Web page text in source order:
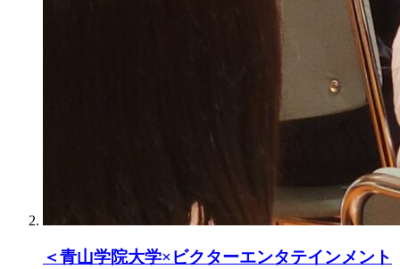
＜青山学院大学×ビクターエンタテインメント